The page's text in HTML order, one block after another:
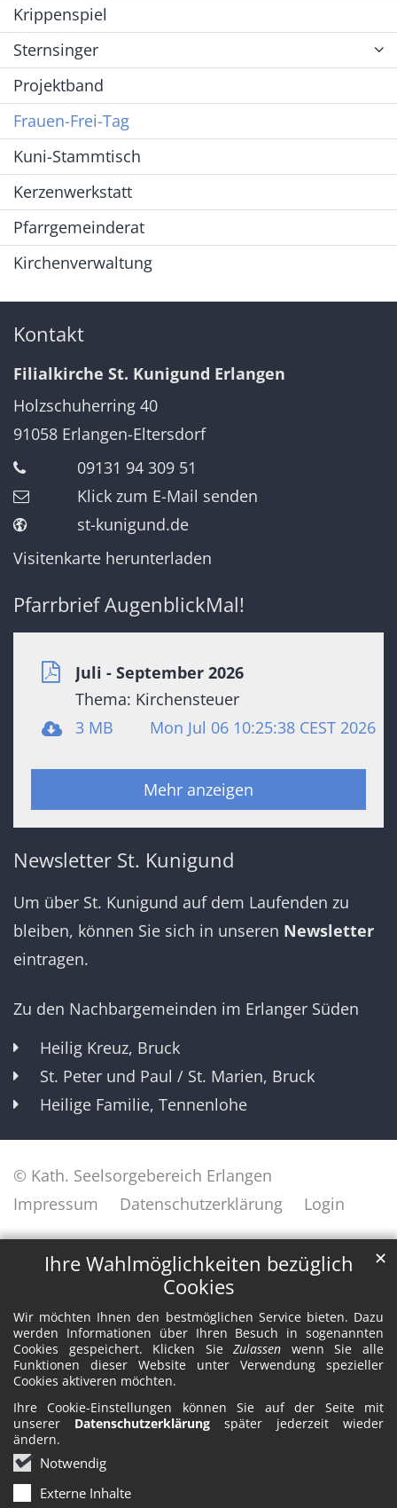
Ihre Wahlmöglichkeiten bezüglich
Cookies
Wir möchten Ihnen den bestmöglichen Service bieten. Dazu
werden Informationen über Ihren Besuch in sogenannten
Cookies gespeichert. Klicken SieZulassen wenn Sie alle
Funktionen dieser Website unter Verwendung spezieller
Cookies aktiveren möchten.
Ihre Cookie-Einstellungen können Sie auf der Seite mit
unserer Datenschutzerklärung später jederzeit wieder
ändern.
Notwendig
Externe Inhalte
✕
Krippenspiel
Sternsinger
Projektband
Frauen-Frei-Tag
Kuni-Stammtisch
Kerzenwerkstatt
Pfarrgemeinderat
Kirchenverwaltung
Kontakt
Filialkirche St. Kunigund Erlangen
Holzschuherring 40
91058 Erlangen-Eltersdorf
09131 94 309 51
Klick zum E-Mail senden
st-kunigund.de
Visitenkarte herunterladen
Pfarrbrief AugenblickMal!
Juli - September 2026
Thema: Kirchensteuer
3 MB
Mon Jul 06 10:25:38 CEST 2026
Mehr anzeigen
Newsletter St. Kunigund
Um über St. Kunigund auf dem Laufenden zu
bleiben, können Sie sich in unseren Newsletter
eintragen.
Zu den Nachbargemeinden im Erlanger Süden
Heilig Kreuz, Bruck
St. Peter und Paul / St. Marien, Bruck
Heilige Familie, Tennenlohe
© Kath. Seelsorgebereich Erlangen
Impressum
Datenschutzerklärung Login